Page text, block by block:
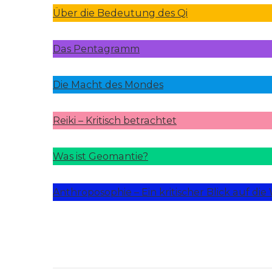
Über die Bedeutung des Qi
Das Pentagramm
Die Macht des Mondes
Reiki – Kritisch betrachtet
Was ist Geomantie?
Anthroposophie – Ein kritischer Blick auf die